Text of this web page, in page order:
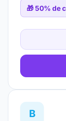
🎁50% de
B